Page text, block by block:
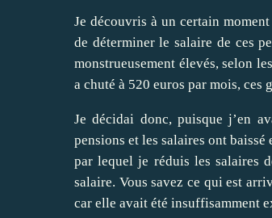
Je découvris à un certain
de déterminer le salaire de ces
monstrueusement élevés, selon
a chuté à 520 euros par mois, ces
Je décidai donc, puisque j’en
pensions et les salaires ont
par lequel je réduis les salaires
salaire. Vous savez ce qui est
car elle avait été insuffisamment